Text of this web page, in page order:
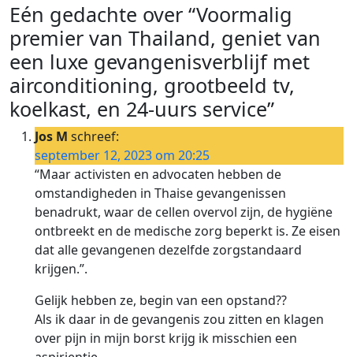
Eén gedachte over “Voormalig
premier van Thailand, geniet van
een luxe gevangenisverblijf met
airconditioning, grootbeeld tv,
koelkast, en 24-uurs service”
Jos M schreef:
september 12, 2023 om 20:25
“Maar activisten en advocaten hebben de
omstandigheden in Thaise gevangenissen
benadrukt, waar de cellen overvol zijn, de hygiëne
ontbreekt en de medische zorg beperkt is. Ze eisen
dat alle gevangenen dezelfde zorgstandaard
krijgen.”.
Gelijk hebben ze, begin van een opstand??
Als ik daar in de gevangenis zou zitten en klagen
over pijn in mijn borst krijg ik misschien een